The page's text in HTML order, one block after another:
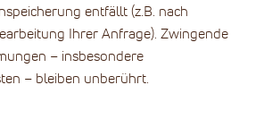
entfällt (z.B. nach
Ihrer Anfrage). Zwingende
– insbesondere
– bleiben unberührt.